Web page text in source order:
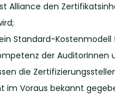
Alliance den
Standard-
der
die
im Voraus bekannt